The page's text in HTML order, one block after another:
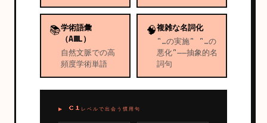
📚学術語彙
（AWL）
自然文脈での高
頻度学術単語
🧠複雑な名詞化
"…の実施" "…の
悪化"——抽象的名
詞句
▶ C1レベルで出会う慣用句